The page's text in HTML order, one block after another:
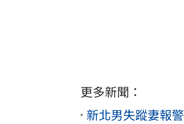
更多新聞：
新北男失蹤妻報